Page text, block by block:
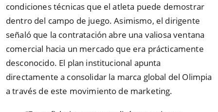
condiciones técnicas que el atleta puede demostrar
dentro del campo de juego. Asimismo, el dirigente
señaló que la contratación abre una valiosa ventana
comercial hacia un mercado que era prácticamente
desconocido. El plan institucional apunta
directamente a consolidar la marca global del Olimpia
a través de este movimiento de marketing.